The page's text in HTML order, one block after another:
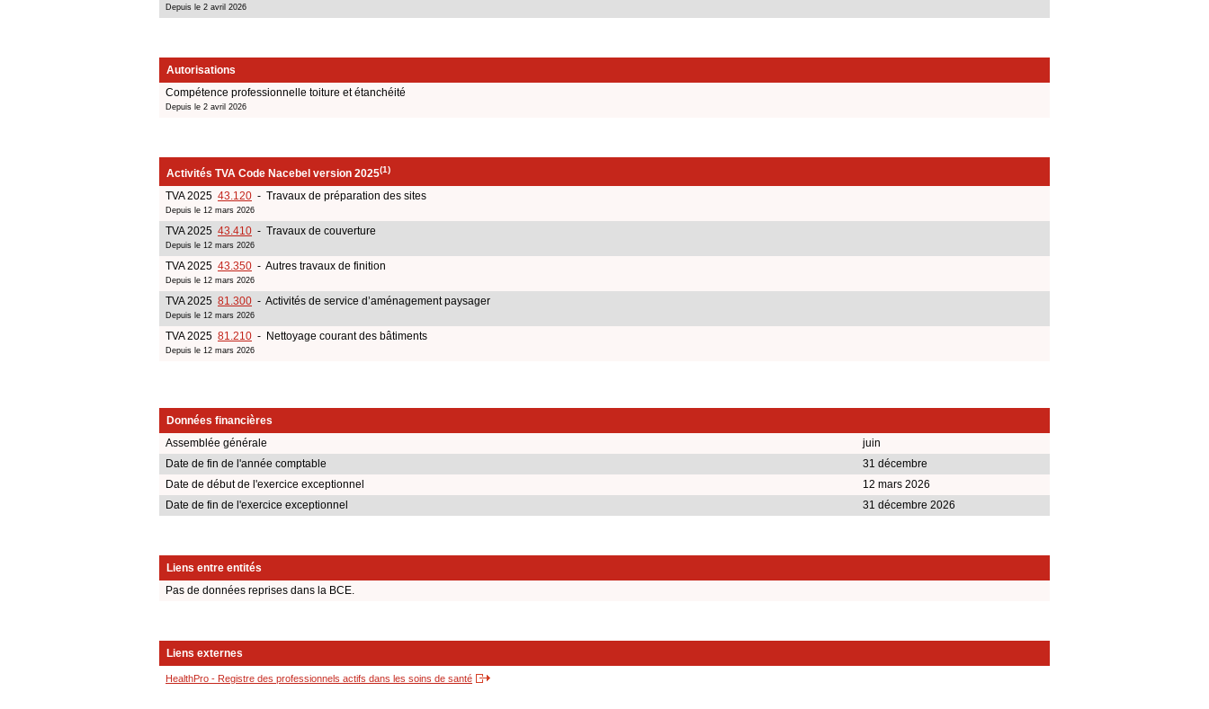
Depuis le 2 avril 2026
Autorisations
Compétence professionnelle toiture et étanchéité
Depuis le 2 avril 2026
Activités TVA Code Nacebel version 2025(1)
TVA 2025 43.120 - Travaux de préparation des sites
Depuis le 12 mars 2026
TVA 2025 43.410 - Travaux de couverture
Depuis le 12 mars 2026
TVA 2025 43.350 - Autres travaux de finition
Depuis le 12 mars 2026
TVA 2025 81.300 - Activités de service d’aménagement paysager
Depuis le 12 mars 2026
TVA 2025 81.210 - Nettoyage courant des bâtiments
Depuis le 12 mars 2026
Données financières
Assemblée générale
juin
Date de fin de l'année comptable
31 décembre
Date de début de l'exercice exceptionnel
12 mars 2026
Date de fin de l'exercice exceptionnel
31 décembre 2026
Liens entre entités
Pas de données reprises dans la BCE.
Liens externes
HealthPro - Registre des professionnels actifs dans les soins de santé